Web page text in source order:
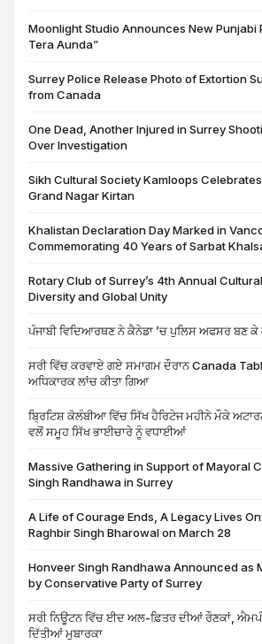
Moonlight Studio Announces New Punjabi
Tera Aunda”
Surrey Police Release Photo of Extortion
from Canada
One Dead, Another Injured in Surrey
Over Investigation
Sikh Cultural Society Kamloops
Grand Nagar Kirtan
Khalistan Declaration Day Marked in
Commemorating 40 Years of Sarbat
Rotary Club of Surrey’s 4th Annual
Diversity and Global Unity
ਪੰਜਾਬੀ ਵਿਦਿਆਰਥਣ ਨੇ ਕੈਨੇਡਾ ’ਚ ਪੁਲਿਸ ਅਫਸਰ ਬਣ ਕੇ
ਸਰੀ ਵਿੱਚ ਕਰਵਾਏ ਗਏ ਸਮਾਗਮ ਦੌਰਾਨ Canada
ਅਧਿਕਾਰਕ ਲਾਂਚ ਕੀਤਾ ਗਿਆ
ਬ੍ਰਿਟਿਸ਼ ਕੋਲੰਬੀਆ ਵਿੱਚ ਸਿੱਖ ਹੈਰਿਟੇਜ ਮਹੀਨੇ ਮੌਕੇ
ਵਲੋਂ ਸਮੂਹ ਸਿੱਖ ਭਾਈਚਾਰੇ ਨੂੰ ਵਧਾਈਆਂ
Massive Gathering in Support of Mayoral
Singh Randhawa in Surrey
A Life of Courage Ends, A Legacy Lives
Raghbir Singh Bharowal on March 28
Honveer Singh Randhawa Announced as
by Conservative Party of Surrey
ਸਰੀ ਨਿਊਟਨ ਵਿੱਚ ਈਦ ਅਲ-ਫ਼ਿਤਰ ਦੀਆਂ ਰੌਣਕਾਂ,
ਦਿੱਤੀਆਂ ਮੁਬਾਰਕਾ